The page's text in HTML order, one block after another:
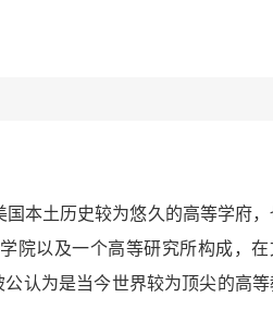
本土历史较为悠久的高等学府，
院以及一个高等研究所构成，在
认为是当今世界较为顶尖的高